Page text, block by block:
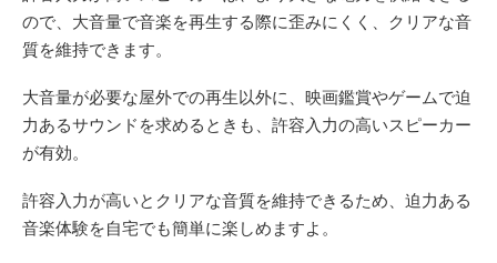
ので、大音量で音楽を再生する際に歪みにくく、クリアな音
質を維持できます。
大音量が必要な屋外での再生以外に、映画鑑賞やゲームで迫
力あるサウンドを求めるときも、許容入力の高いスピーカー
が有効。
許容入力が高いとクリアな音質を維持できるため、迫力ある
音楽体験を自宅でも簡単に楽しめますよ。